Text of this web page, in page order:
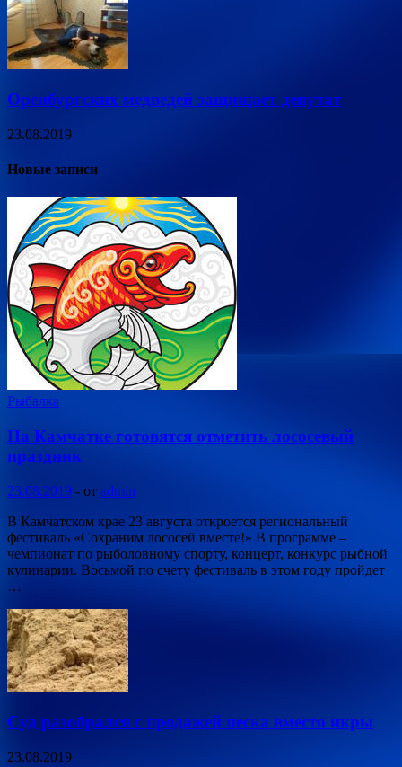
Оренбургских медведей защищает депутат
23.08.2019
Новые записи
Рыбалка
На Камчатке готовятся отметить лососевый
праздник
23.08.2019 - от admin
В Камчатском крае 23 августа откроется региональный
фестиваль «Сохраним лососей вместе!» В программе –
чемпионат по рыболовному спорту, концерт, конкурс рыбной
кулинарии. Восьмой по счету фестиваль в этом году пройдет
…
Суд разобрался с продажей песка вместо икры
23.08.2019